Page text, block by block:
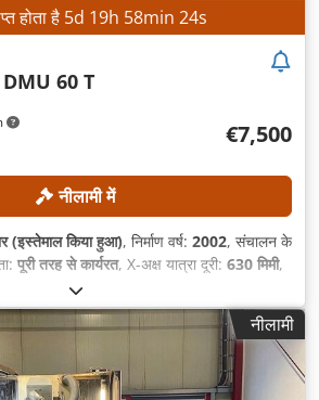
होता है 5d 19h 58min 21s
DMU 60 T
€7,500
नीलामी में
(इस्तेमाल किया हुआ), निर्माण वर्ष: 2002, संचालन के
पूरी तरह से कार्यरत, X-अक्ष यात्रा दूरी: 630 मिमी,
, Z-अक्ष की यात्रा दूरी:
, टूल मैगज़ीन में स्लॉट की संख्या:24,
नीलामी